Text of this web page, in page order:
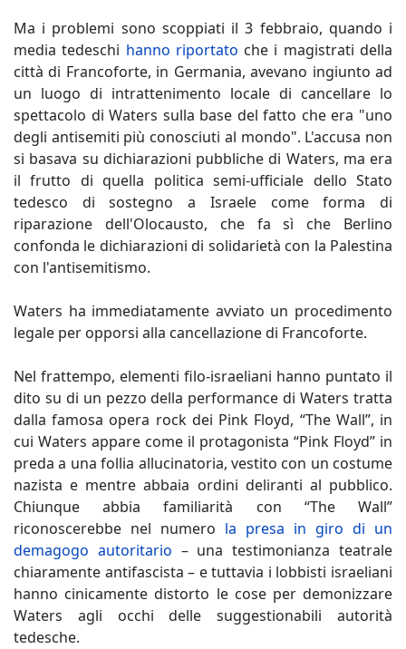
Ma i problemi sono scoppiati il 3 febbraio, quando i
media tedeschi hanno riportato che i magistrati della
città di Francoforte, in Germania, avevano ingiunto ad
un luogo di intrattenimento locale di cancellare lo
spettacolo di Waters sulla base del fatto che era "uno
degli antisemiti più conosciuti al mondo". L'accusa non
si basava su dichiarazioni pubbliche di Waters, ma era
il frutto di quella politica semi-ufficiale dello Stato
tedesco di sostegno a Israele come forma di
riparazione dell'Olocausto, che fa sì che Berlino
confonda le dichiarazioni di solidarietà con la Palestina
con l'antisemitismo.
Waters ha immediatamente avviato un procedimento
legale per opporsi alla cancellazione di Francoforte.
Nel frattempo, elementi filo-israeliani hanno puntato il
dito su di un pezzo della performance di Waters tratta
dalla famosa opera rock dei Pink Floyd, “The Wall”, in
cui Waters appare come il protagonista “Pink Floyd” in
preda a una follia allucinatoria, vestito con un costume
nazista e mentre abbaia ordini deliranti al pubblico.
Chiunque abbia familiarità con “The Wall”
riconoscerebbe nel numero la presa in giro di un
demagogo autoritario – una testimonianza teatrale
chiaramente antifascista – e tuttavia i lobbisti israeliani
hanno cinicamente distorto le cose per demonizzare
Waters agli occhi delle suggestionabili autorità
tedesche.